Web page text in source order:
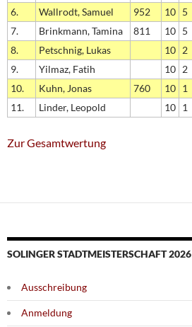
6.
Wallrodt, Samuel 952 10 5
7.
Brinkmann, Tamina 811 10 5
8.
Petschnig, Lukas 10 2
9.
Yilmaz, Fatih 10 2
10.
Kuhn, Jonas 760 10 1
11.
Linder, Leopold 10 1
Zur Gesamtwertung
SOLINGER STADTMEISTERSCHAFT 2026
Ausschreibung
Anmeldung